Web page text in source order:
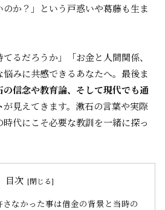
か？」という戸惑いや葛藤も生ま
てるだろうか」「お金と人間関係、
悩みに共感できるあなたへ。最後ま
の信念や教育論、そして現代でも通
が見えてきます。漱石の言葉や実際
代にこそ必要な教訓を一緒に探っ
目次
なかった事は借金の背景と当時の